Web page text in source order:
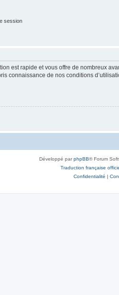
session
est rapide et vous offre de nombreux
connaissance de nos conditions
Développé parphpBB® Forum
Traduction française
Confidentialité |